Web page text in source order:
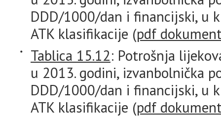
DDD/1000/dan i financijski, u
ATK klasifikacije (pdf
Tablica 15.12: Potrošnja
u 2013. godini, izvanbolnička
DDD/1000/dan i financijski, u
ATK klasifikacije (pdf